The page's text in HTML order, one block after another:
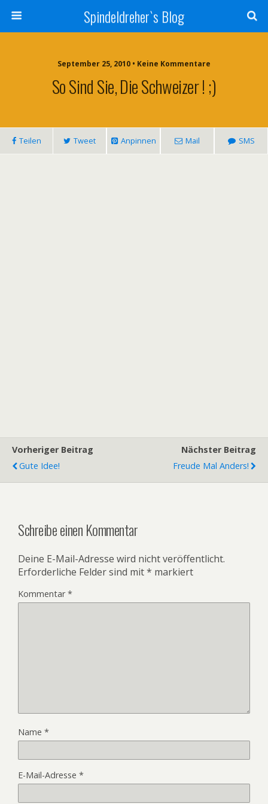
Spindeldreher`s Blog
September 25, 2010 • Keine Kommentare
So Sind Sie, Die Schweizer ! ;)
Teilen Tweet Anpinnen Mail SMS
Vorheriger Beitrag
Gute Idee!
Nächster Beitrag
Freude Mal Anders!
Schreibe einen Kommentar
Deine E-Mail-Adresse wird nicht veröffentlicht.
Erforderliche Felder sind mit* markiert
Kommentar*
Name *
E-Mail-Adresse *